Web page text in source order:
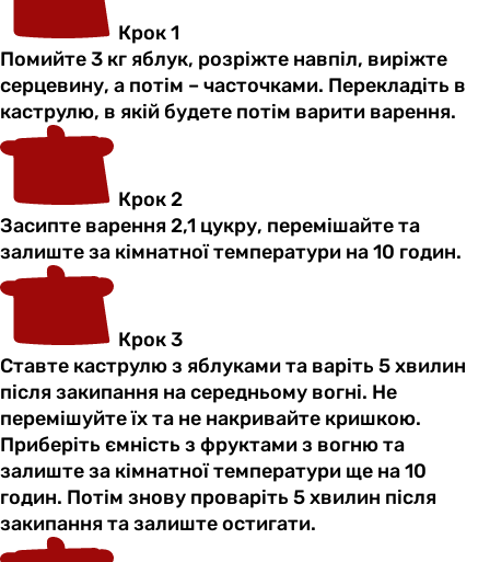
Крок 1
Помийте 3 кг яблук, розріжте навпіл, виріжте
серцевину, а потім – часточками. Перекладіть в
каструлю, в якій будете потім варити варення.
Крок 2
Засипте варення 2,1 цукру, перемішайте та
залиште за кімнатної температури на 10 годин.
Крок 3
Ставте каструлю з яблуками та варіть 5 хвилин
після закипання на середньому вогні. Не
перемішуйте їх та не накривайте кришкою.
Приберіть ємність з фруктами з вогню та
залиште за кімнатної температури ще на 10
годин. Потім знову проваріть 5 хвилин після
закипання та залиште остигати.